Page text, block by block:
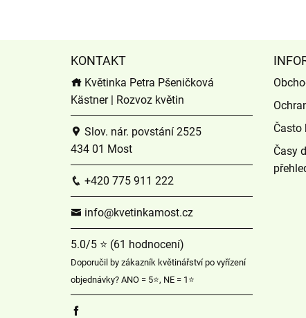
KONTAKT
Květinka Petra Pšeničková
Kästner | Rozvoz květin
Slov. nár. povstání 2525
434 01 Most
+420 775 911 222
info@kvetinkamost.cz
5.0/5 ⭐ (61 hodnocení)
Doporučil by zákazník květinářství po vyřízení
objednávky? ANO = 5⭐, NE = 1⭐
Často
Časy